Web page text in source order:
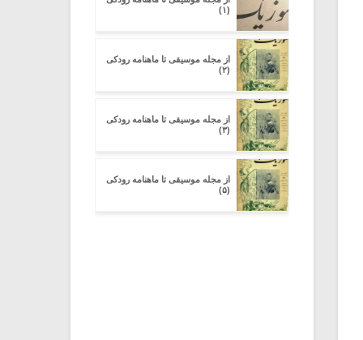
(۱)
از مجله موسیقی تا ماهنامه رودکی
(۲)
از مجله موسیقی تا ماهنامه رودکی
(۳)
از مجله موسیقی تا ماهنامه رودکی
(۵)